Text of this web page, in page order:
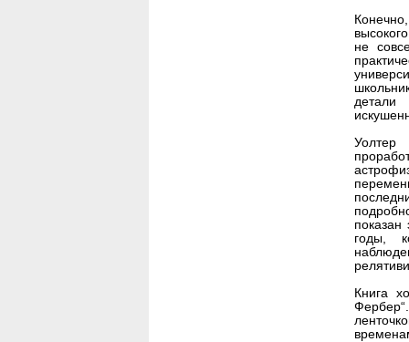
не
годы,
Книга